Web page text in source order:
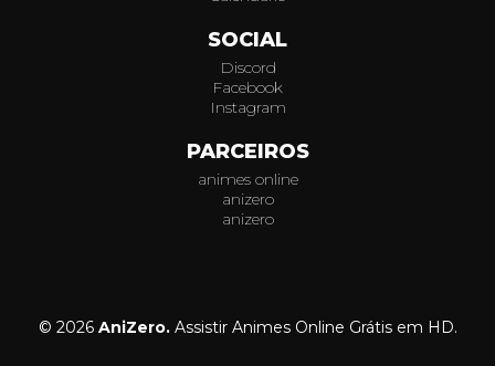
SOCIAL
Discord
Facebook
Instagram
PARCEIROS
animes online
anizero
anizero
© 2026 AniZero.Assistir Animes Online Grátis em HD.